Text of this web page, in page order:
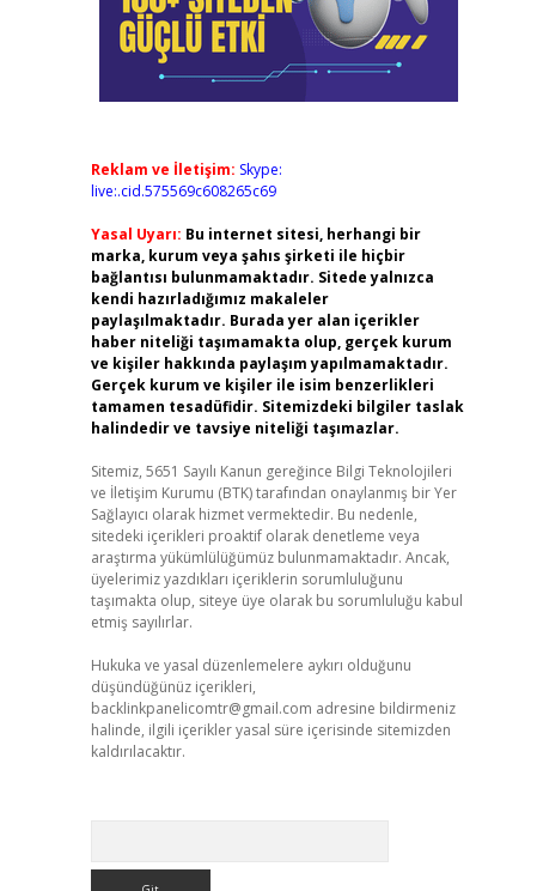
Reklam ve İletişim: Skype:
live:.cid.575569c608265c69
Yasal Uyarı: Bu internet sitesi, herhangi bir
marka, kurum veya şahıs şirketi ile hiçbir
bağlantısı bulunmamaktadır. Sitede yalnızca
kendi hazırladığımız makaleler
paylaşılmaktadır. Burada yer alan içerikler
haber niteliği taşımamakta olup, gerçek kurum
ve kişiler hakkında paylaşım yapılmamaktadır.
Gerçek kurum ve kişiler ile isim benzerlikleri
tamamen tesadüfidir. Sitemizdeki bilgiler taslak
halindedir ve tavsiye niteliği taşımazlar.
Sitemiz, 5651 Sayılı Kanun gereğince Bilgi Teknolojileri
ve İletişim Kurumu (BTK) tarafından onaylanmış bir Yer
Sağlayıcı olarak hizmet vermektedir. Bu nedenle,
sitedeki içerikleri proaktif olarak denetleme veya
araştırma yükümlülüğümüz bulunmamaktadır. Ancak,
üyelerimiz yazdıkları içeriklerin sorumluluğunu
taşımakta olup, siteye üye olarak bu sorumluluğu kabul
etmiş sayılırlar.
Hukuka ve yasal düzenlemelere aykırı olduğunu
düşündüğünüz içerikleri,
backlinkpanelicomtr@gmail.com adresine bildirmeniz
halinde, ilgili içerikler yasal süre içerisinde sitemizden
kaldırılacaktır.